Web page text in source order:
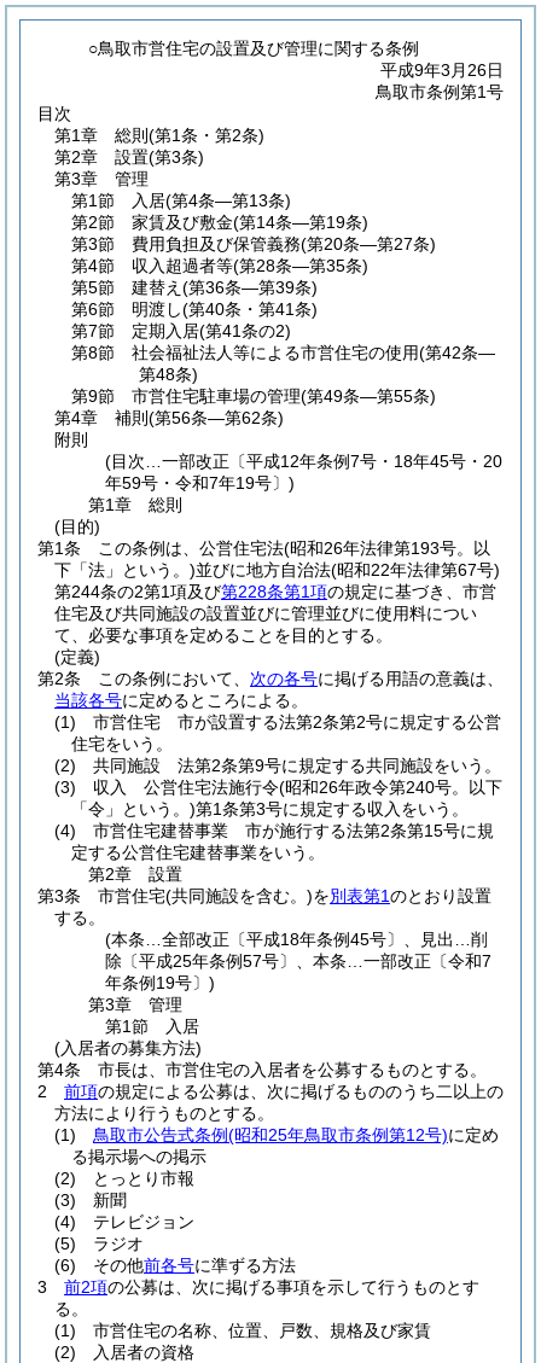
○鳥取市営住宅の設置及び管理に関する条例
平成9年3月26日
鳥取市条例第1号
目次
第1章
総則 (第1条・第2条)
第2章
設置(第3条)
第3章
管理
第1節
入居(第4条―第13条)
第2節
家賃及び敷金(第14条―第19条)
第3節
費用負担及び保管義務(第20条―第27条)
第4節
収入超過者等(第28条―第35条)
第5節
建替え (第36条―第39条)
第6節
明渡し(第40条・第41条)
第7節
定期入居(第41条の2)
第8節
社会福祉法人等による市営住宅の使用(第42条―
第48条)
第9節
市営住宅駐車場の管理(第49条―第55条)
第4章
補則 (第56条―第62条)
附則
(目次…一部改正〔平成12年条例7号・18年45号・20
年59号・令和7年19号〕)
第1章
総則
(目的)
第1条
この条例は、公営住宅法(昭和26年法律第193号。以
下「法」という。)並びに地方自治法(昭和22年法律第67号)
第244条の2第1項及び第228条第1項の規定に基づき、市営
住宅及び共同施設の設置並びに管理並びに使用料につい
て、必要な事項を定めることを目的とする。
(定義)
第2条
この条例において、 次の各号に掲げる用語の意義は、
当該各号に定めるところによる。
(1)
市営住宅 市が設置する法第2条第2号に規定する公営
住宅をいう。
(2)
共同施設 法第2条第9号に規定する共同施設をいう。
(3)
収入 公営住宅法施行令(昭和26年政令第240号。以下
「令」という。)第1条第3号に規定する収入をいう。
(4)
市営住宅建替事業 市が施行する法第2条第15号に規
定する公営住宅建替事業をいう。
第2章
設置
第3条
市営住宅(共同施設を含む。)を別表第1のとおり設置
する。
(本条…全部改正〔平成18年条例45号〕、見出…削
除〔平成25年条例57号〕、本条…一部改正〔令和7
年条例19号〕)
第3章
管理
第1節
入居
(入居者の募集方法)
第4条
市長は、市営住宅の入居者を公募するものとする。
2
前項の規定による公募は、次に掲げるもののうち二以上の
方法により行うものとする。
(1)
鳥取市公告式条例(昭和25年鳥取市条例第12号)に定め
る掲示場への掲示
(2)
とっとり市報
(3)
新聞
(4)
テレビジョン
(5)
ラジオ
(6)
その他前各号に準ずる方法
3
前2項の公募は、次に掲げる事項を示して行うものとす
る。
(1)
市営住宅の名称、位置、戸数、規格及び家賃
(2)
入居者の資格